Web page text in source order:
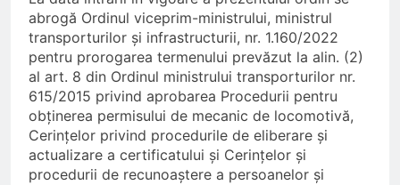
abrogă Ordinul viceprim-ministrului, ministrul
transporturilor și infrastructurii, nr. 1.160/2022
pentru prorogarea termenului prevăzut la alin. (2)
al art. 8 din Ordinul ministrului transporturilor nr.
615/2015 privind aprobarea Procedurii pentru
obținerea permisului de mecanic de locomotivă,
Cerințelor privind procedurile de eliberare și
actualizare a certificatului și Cerințelor și
procedurii de recunoaștere a persoanelor și